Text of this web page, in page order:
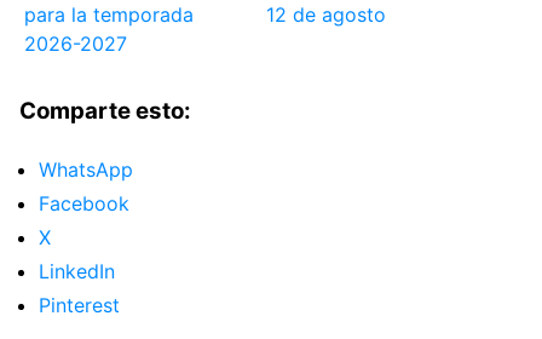
para la temporada
2026-2027
12 de agosto
Comparte esto:
WhatsApp
Facebook
X
LinkedIn
Pinterest